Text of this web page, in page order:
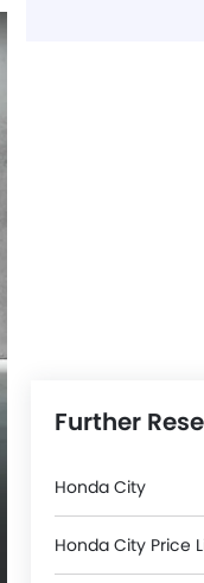
Further
Honda City
Honda City Price